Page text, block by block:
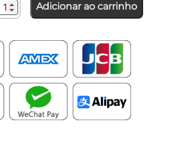
Adicionar ao carrinho